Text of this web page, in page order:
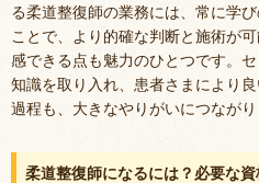
る柔道整復師の業務には、常に学
ことで、より的確な判断と施術が
感できる点も魅力のひとつです。
知識を取り入れ、患者さまにより
過程も、大きなやりがいにつながり
柔道整復師になるには？必要な